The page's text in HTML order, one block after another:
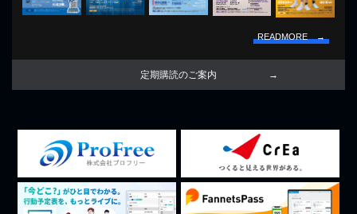
READMORE →
定期購読のご案内